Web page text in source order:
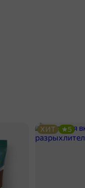
ХИТ 5